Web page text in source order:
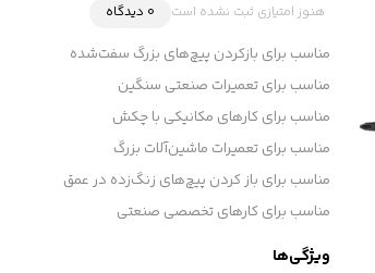
هنوز امتیازی ثبت نشده است 0 دیدگاه
مناسب برای بازکردن پیچ‌های بزرگ سفت‌شده
مناسب برای تعمیرات صنعتی سنگین
مناسب برای کارهای مکانیکی با چکش
مناسب برای تعمیرات ماشین‌آلات بزرگ
مناسب برای باز کردن پیچ‌های زنگ‌زده در عمق
مناسب برای کارهای تخصصی صنعتی
ویژگی‌ها